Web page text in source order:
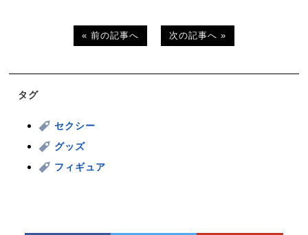
« 前の記事へ 次の記事へ »
タグ
セクシー
グッズ
フィギュア